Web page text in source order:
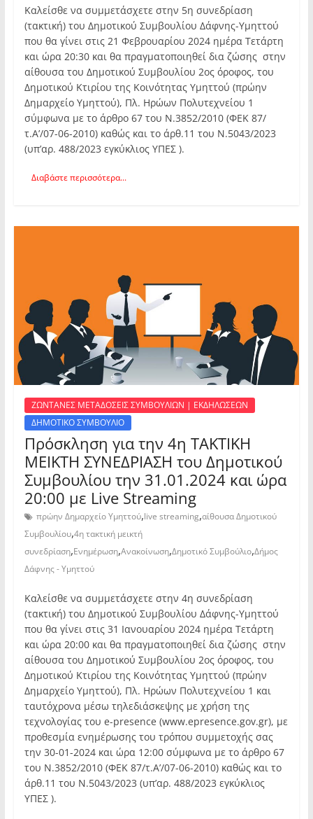
Καλείσθε να συμμετάσχετε στην 5η συνεδρίαση
(τακτική) του Δημοτικού Συμβουλίου Δάφνης-Υμηττού
που θα γίνει στις 21 Φεβρουαρίου 2024 ημέρα Τετάρτη
και ώρα 20:30 και θα πραγματοποιηθεί δια ζώσης στην
αίθουσα του Δημοτικού Συμβουλίου 2ος όροφος, του
Δημοτικού Κτιρίου της Κοινότητας Υμηττού (πρώην
Δημαρχείο Υμηττού), Πλ. Ηρώων Πολυτεχνείου 1
σύμφωνα με το άρθρο 67 του Ν.3852/2010 (ΦΕΚ 87/
τ.Α’/07-06-2010) καθώς και το άρθ.11 του Ν.5043/2023
(υπ’αρ. 488/2023 εγκύκλιος ΥΠΕΣ ).
Διαβάστε περισσότερα...
ΖΩΝΤΑΝΕΣ ΜΕΤΑΔΟΣΕΙΣ ΣΥΜΒΟΥΛΙΩΝ | ΕΚΔΗΛΩΣΕΩΝ
ΔΗΜΟΤΙΚΟ ΣΥΜΒΟΥΛΙΟ
Πρόσκληση για την 4η ΤΑΚΤΙΚΗ
ΜΕΙΚΤΗ ΣΥΝΕΔΡΙΑΣΗ του Δημοτικού
Συμβουλίου την 31.01.2024 και ώρα
20:00 με Live Streaming
πρώην Δημαρχείο Υμηττού,live streaming,αίθουσα Δημοτικού
Συμβουλίου,4η τακτική μεικτή
συνεδρίαση,Ενημέρωση,Ανακοίνωση,Δημοτικό Συμβούλιο,Δήμος
Δάφνης - Υμηττού
Καλείσθε να συμμετάσχετε στην 4η συνεδρίαση
(τακτική) του Δημοτικού Συμβουλίου Δάφνης-Υμηττού
που θα γίνει στις 31 Ιανουαρίου 2024 ημέρα Τετάρτη
και ώρα 20:00 και θα πραγματοποιηθεί δια ζώσης στην
αίθουσα του Δημοτικού Συμβουλίου 2ος όροφος, του
Δημοτικού Κτιρίου της Κοινότητας Υμηττού (πρώην
Δημαρχείο Υμηττού), Πλ. Ηρώων Πολυτεχνείου 1 και
ταυτόχρονα μέσω τηλεδιάσκεψης με χρήση της
τεχνολογίας του e-presence (www.epresence.gov.gr), με
προθεσμία ενημέρωσης του τρόπου συμμετοχής σας
την 30-01-2024 και ώρα 12:00 σύμφωνα με το άρθρο 67
του Ν.3852/2010 (ΦΕΚ 87/τ.Α’/07-06-2010) καθώς και το
άρθ.11 του Ν.5043/2023 (υπ’αρ. 488/2023 εγκύκλιος
ΥΠΕΣ ).